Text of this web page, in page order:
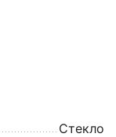
Стекло